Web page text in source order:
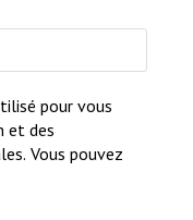
pour vous
et des
Vous pouvez